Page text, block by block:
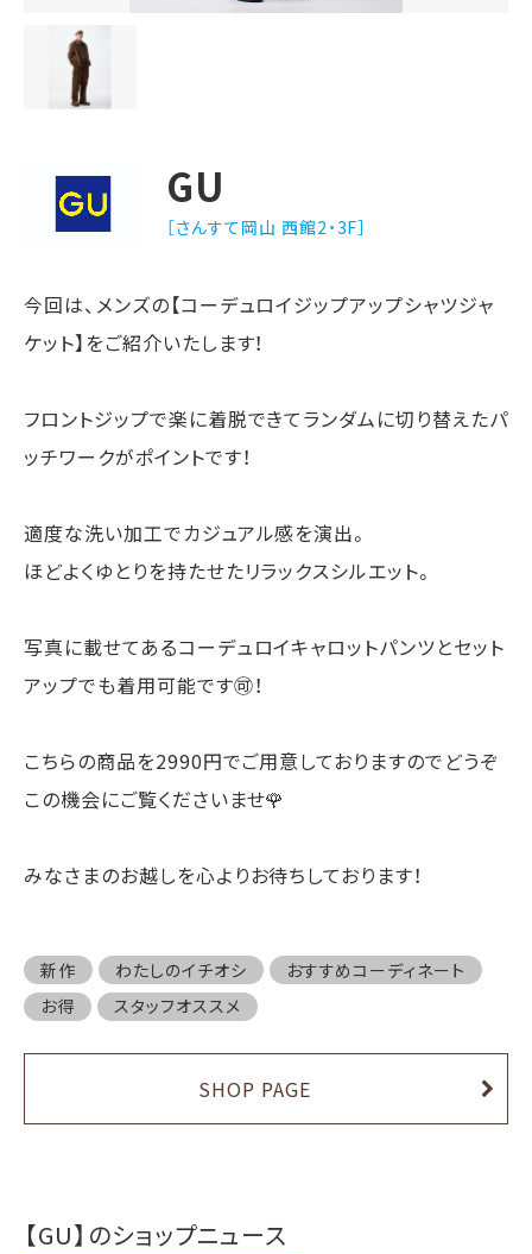
GU
［さんすて岡山 西館2・3F］
今回は、メンズの【コーデュロイジップアップシャツジャ
ケット】をご紹介いたします！
フロントジップで楽に着脱できてランダムに切り替えたパ
ッチワークがポイントです！
適度な洗い加工でカジュアル感を演出。
ほどよくゆとりを持たせたリラックスシルエット。
写真に載せてあるコーデュロイキャロットパンツとセット
アップでも着用可能です🉑！
こちらの商品を2990円でご用意しておりますのでどうぞ
この機会にご覧くださいませ🌹
みなさまのお越しを心よりお待ちしております！
新作 わたしのイチオシ
おすすめコーディネート
お得
スタッフオススメ
SHOP PAGE
【GU】のショップニュース